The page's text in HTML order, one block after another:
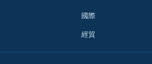
國際
經貿